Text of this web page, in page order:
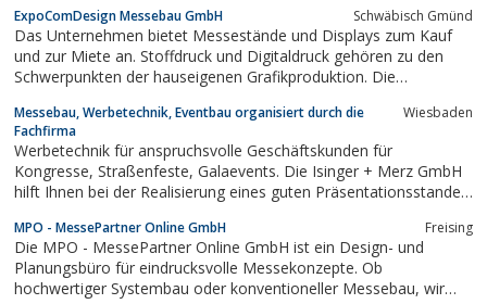
ExpoComDesign Messebau GmbH Schwäbisch Gmünd
Das Unternehmen bietet Messestände und Displays zum Kauf
und zur Miete an. Stoffdruck und Digitaldruck gehören zu den
Schwerpunkten der hauseigenen Grafikproduktion. Die
Gmünd sind primär 'Mobile Präsentationssysteme', 'Messebau',
'Zubehör für...
Messebau, Werbetechnik, Eventbau organisiert durch die
Fachfirma
Wiesbaden
Werbetechnik für anspruchsvolle Geschäftskunden für
Kongresse, Straßenfeste, Galaevents. Die Isinger + Merz GmbH
hilft Ihnen bei der Realisierung eines guten Präsentationsstandes.
Marketingideen.
MPO - MessePartner Online GmbH Freising
Die MPO - MessePartner Online GmbH ist ein Design- und
Planungsbüro für eindrucksvolle Messekonzepte. Ob
hochwertiger Systembau oder konventioneller Messebau, wir